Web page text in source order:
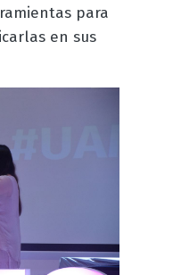
para
en sus